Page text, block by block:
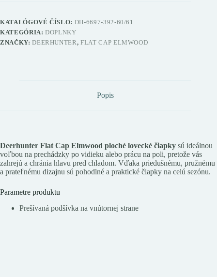
KATALÓGOVÉ ČÍSLO: DH-6697-392-60/61
KATEGÓRIA:DOPLNKY
ZNAČKY:DEERHUNTER,FLAT CAP ELMWOOD
Popis
Deerhunter Flat Cap Elmwood ploché lovecké čiapky sú ideálnou
voľbou na prechádzky po vidieku alebo prácu na poli, pretože vás
zahrejú a chránia hlavu pred chladom. Vďaka priedušnému, pružnému
a prateľnému dizajnu sú pohodlné a praktické čiapky na celú sezónu.
Parametre produktu
Prešívaná podšívka na vnútornej strane